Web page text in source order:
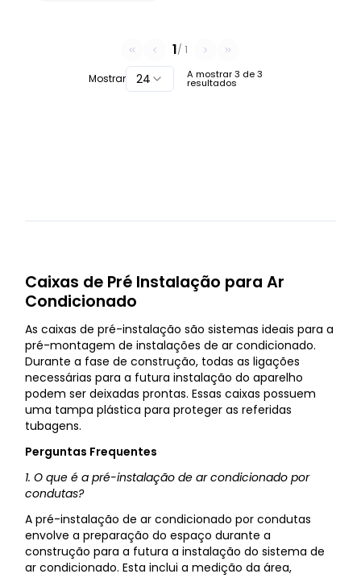
A mostrar3 de3
resultados
1/1
Mostrar 24
Caixas de Pré Instalação para Ar
Condicionado
As caixas de pré-instalação são sistemas ideais para a
pré-montagem de instalações de ar condicionado.
Durante a fase de construção, todas as ligações
necessárias para a futura instalação do aparelho
podem ser deixadas prontas. Essas caixas possuem
uma tampa plástica para proteger as referidas
tubagens.
Perguntas Frequentes
1. O que é a pré-instalação de ar condicionado por
condutas?
A pré-instalação de ar condicionado por condutas
envolve a preparação do espaço durante a
construção para a futura a instalação do sistema de
ar condicionado. Esta inclui a medição da área,